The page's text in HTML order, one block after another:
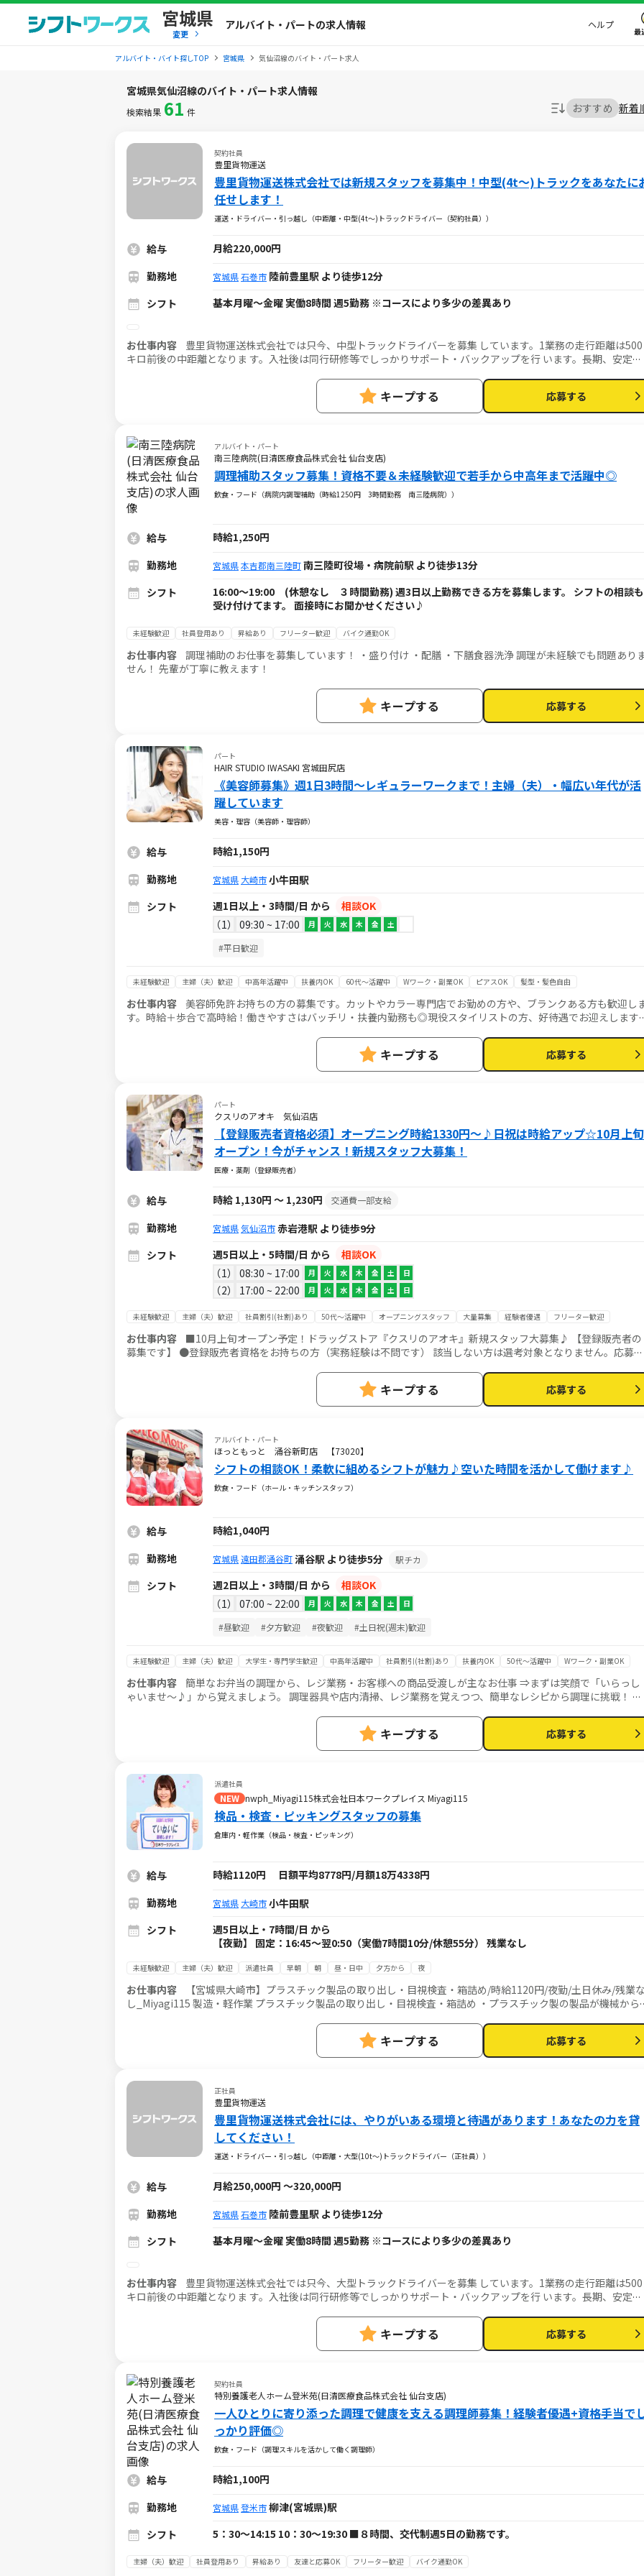
宮城県
変更
アルバイト・パートの求人情報 ヘルプ
最
アルバイト・バイト探しTOP 宮城県 気仙沼線のバイト・パート求人
宮城県気仙沼線のバイト・パート求人情報
検索結果 61 件 おすすめ 新着
契約社員
豊里貨物運送
豊里貨物運送株式会社では新規スタッフを募集中！中型(4t～)トラックをあなたに
任せします！
運送・ドライバー・引っ越し（中距離・中型(4t～)トラックドライバー（契約社員））
給与
月給220,000円
勤務地
宮城県石巻市 陸前豊里駅 より徒歩12分
シフト
基本月曜～金曜 実働8時間 週5勤務 ※コースにより多少の差異あり
お仕事内容 豊里貨物運送株式会社では只今、中型トラックドライバーを募集 しています。1業務の走行距離は500
キロ前後の中距離となりま す。入社後は同行研修等でしっかりサポート・バックアップを行 います。長期、安定の
キープする 応募する
アルバイト・パート
南三陸病院(日清医療食品株式会社 仙台支店)
調理補助スタッフ募集！資格不要＆未経験歓迎で若手から中高年まで活躍中◎
飲食・フード（病院内調理補助（時給1250円 3時間勤務 南三陸病院））
給与
時給1,250円
勤務地
宮城県本吉郡南三陸町南三陸町役場・病院前駅 より徒歩13分
シフト
16:00〜19:00 (休憩なし ３時間勤務) 週3日以上勤務できる方を募集します。 シフトの相談も
受け付けてます。 面接時にお聞かせください♪
未経験歓迎 社員登用あり 昇給あり フリーター歓迎 バイク通勤OK
お仕事内容 調理補助のお仕事を募集しています！ ・盛り付け ・配膳 ・下膳食器洗浄 調理が未経験でも問題ありま
せん！ 先輩が丁寧に教えます！
キープする 応募する
パート
HAIR STUDIO IWASAKI 宮城田尻店
《美容師募集》週1日3時間～レギュラーワークまで！主婦（夫）・幅広い年代が活
躍しています
美容・理容（美容師・理容師）
給与
時給1,150円
勤務地
宮城県 大崎市小牛田駅
シフト
週1日以上・3時間/日 から
相談OK
1
09:30 ~ 17:00 月 火 水 木 金 土
#平日歓迎
未経験歓迎 主婦（夫）歓迎 中高年活躍中 扶養内OK 60代～活躍中 Wワーク・副業OK ピアスOK 髪型・髪色自由
お仕事内容 美容師免許お持ちの方の募集です。カットやカラー専門店でお勤めの方や、ブランクある方も歓迎し
す。時給＋歩合で高時給！働きやすさはバッチリ・扶養内勤務も◎現役スタイリストの方、好待遇でお迎えします
キープする 応募する
パート
クスリのアオキ 気仙沼店
【登録販売者資格必須】オープニング時給1330円～♪日祝は時給アップ☆10月上旬
オープン！今がチャンス！新規スタッフ大募集！
医療・薬剤（登録販売者）
給与 時給 1,130円 ～ 1,230円 交通費一部支給
勤務地 宮城県気仙沼市赤岩港駅 より徒歩9分
シフト
週5日以上・5時間/日 から
相談OK
1
08:30 ~ 17:00 月 火 水 木 金 土 日
2 17:00 ~ 22:00 月 火 水 木 金 土 日
未経験歓迎 主婦（夫）歓迎 社員割引(社割)あり 50代～活躍中 オープニングスタッフ 大量募集 経験者優遇 フリーター歓迎
お仕事内容 ■10月上旬オープン予定！ドラッグストア『クスリのアオキ』新規スタッフ大募集♪ 【登録販売者の
募集です】 ●登録販売者資格をお持ちの方（実務経験は不問です） 該当しない方は選考対象となりません。応募は
な店内のモップ掛けや駐車場の掃き掃除など。 ●売場管理 商品発注・売場作成など 【おススメ！オープニングスタ
キープする 応募する
アルバイト・パート
ほっともっと 涌谷新町店 【73020】
シフトの相談OK！柔軟に組めるシフトが魅力♪空いた時間を活かして働けます♪
飲食・フード（ホール・キッチンスタッフ）
給与
時給1,040円
勤務地
宮城県遠田郡涌谷町涌谷駅 より徒歩5分 駅チカ
シフト 週2日以上・3時間/日 から
相談OK
1
07:00 ~ 22:00 月 火 水 木 金 土 日
#昼歓迎 #夕方歓迎 #夜歓迎 #土日祝(週末)歓迎
未経験歓迎 主婦（夫）歓迎 大学生・専門学生歓迎 中高年活躍中 社員割引(社割)あり 扶養内OK 50代～活躍中 Wワーク・副業OK
お仕事内容 簡単なお弁当の調理から、レジ業務・お客様への商品受渡しが主なお仕事 ⇒まずは笑顔で「いらっし
ゃいませ～♪」から覚えましょう。 調理器具や店内清掃、レジ業務を覚えつつ、簡単なレシピから調理に挑戦！ し
ど、しっかり覚えられます。 少しずつレベルを上げて、全メニューのコンプリートを目指しましょう！
キープする 応募する
派遣社員
NEW nwph_Miyagi115株式会社日本ワークプレイス Miyagi115
検品・検査・ピッキングスタッフの募集
倉庫内・軽作業（検品・検査・ピッキング）
給与
時給1120円 日額平均8778円/月額18万4338円
勤務地
宮城県 大崎市小牛田駅
シフト
週5日以上・7時間/日 から
【夜勤】 固定：16:45～翌0:50（実働7時間10分/休憩55分） 残業なし
未経験歓迎 主婦（夫）歓迎 派遣社員 早朝 朝 昼・日中 夕方から 夜
お仕事内容
【宮城県大崎市】プラスチック製品の取り出し・目視検査・箱詰め/時給1120円/夜勤/土日休み/残業
し_Miyagi115 製造・軽作業 プラスチック製品の取り出し・目視検査・箱詰め ・プラスチック製の製品が機械から出
レットへ載せる。 ・たまに材料供給で20キロ程度の取り扱いあり このお仕事の特典！！ ・面接交通費1000円支給
・週仮払い可 ・有給休暇有 ・社会保険完備 ※会社の定める就業場所(派遣先)および業務へ配置相談の可能性あり
キープする 応募する
正社員
豊里貨物運送
豊里貨物運送株式会社には、やりがいある環境と待遇があります！あなたの力を貸
してください！
運送・ドライバー・引っ越し（中距離・大型(10t～)トラックドライバー（正社員））
給与 月給250,000円 ～320,000円
勤務地
宮城県石巻市 陸前豊里駅 より徒歩12分
シフト
基本月曜～金曜 実働8時間 週5勤務 ※コースにより多少の差異あり
お仕事内容 豊里貨物運送株式会社では只今、大型トラックドライバーを募集 しています。1業務の走行距離は500
キロ前後の中距離となりま す。入社後は同行研修等でしっかりサポート・バックアップを行 います。長期、安定の
キープする 応募する
契約社員
特別養護老人ホーム登米苑(日清医療食品株式会社 仙台支店)
一人ひとりに寄り添った調理で健康を支える調理師募集！経験者優遇+資格手当で
っかり評価◎
飲食・フード（調理スキルを活かして働く調理師）
給与
時給1,100円
勤務地
宮城県登米市柳津(宮城県)駅
シフト
5：30～14:15 10：30～19:30 ■８時間、交代制週5日の勤務です。
主婦（夫）歓迎 社員登用あり 昇給あり 友達と応募OK フリーター歓迎 バイク通勤OK